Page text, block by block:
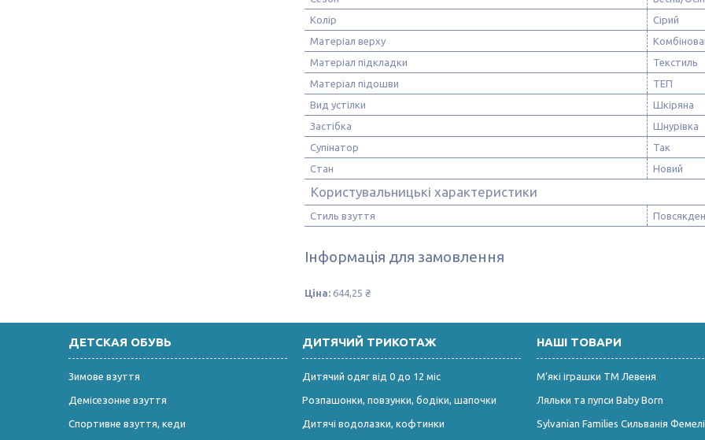
Колір
Сірий
Матеріал верху
Матеріал підкладки
Текстиль
Матеріал підошви
ТЕП
Вид устілки
Шкіряна
Застібка
Шнурівка
Супінатор
Так
Стан
Новий
Користувальницькі характеристики
Стиль взуття
Інформація для замовлення
Ціна: 644,25 ₴
ДЕТСКАЯ ОБУВЬ
Зимове взуття
Демісезонне взуття
Спортивне взуття, кеди
ДИТЯЧИЙ ТРИКОТАЖ
Дитячий одяг від 0 до 12 міс
Розпашонки, повзунки, бодіки, шапочки
Дитячі водолазки, кофтинки
НАШІ ТОВАРИ
М’які іграшки ТМ Левеня
Ляльки та пупси Baby Born
Sylvanian Families Сильванія Фемелі